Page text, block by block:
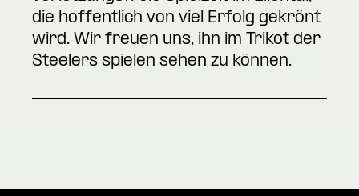
die hoffentlich von viel Erfolg gekrönt
wird. Wir freuen uns, ihn im Trikot der
Steelers spielen sehen zu können.